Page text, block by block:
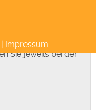
Sie jeweils bei der
Impressum